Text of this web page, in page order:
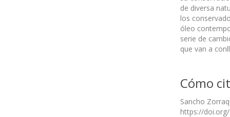
de diversa
los
óleo
serie de
que van a
Cómo
Sancho
https://